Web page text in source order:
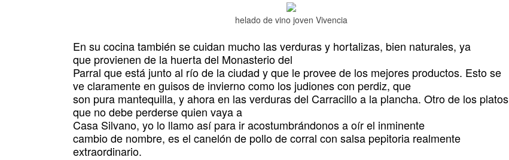
helado de vino joven Vivencia
En su cocina también se cuidan mucho las verduras y hortalizas, bien naturales, ya
que provienen de la huerta del Monasterio del
Parral que está junto al río de la ciudad y que le provee de los mejores productos. Esto se
ve claramente en guisos de invierno como los judiones con perdiz, que
son pura mantequilla, y ahora en las verduras del Carracillo a la plancha. Otro de los platos
que no debe perderse quien vaya a
Casa Silvano, yo lo llamo así para ir acostumbrándonos a oír el inminente
cambio de nombre, es el canelón de pollo de corral con salsa pepitoria realmente
extraordinario.